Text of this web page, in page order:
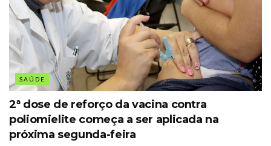
SAÚDE
2ª dose de reforço da vacina contra
poliomielite começa a ser aplicada na
próxima segunda-feira